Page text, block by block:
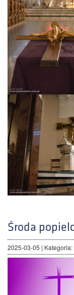
Środa
2025-03-05 | Kategoria: